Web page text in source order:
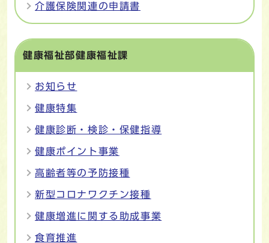
介護保険関連の申請書
健康福祉部健康福祉課
お知らせ
健康特集
健康診断・検診・保健指導
健康ポイント事業
高齢者等の予防接種
新型コロナワクチン接種
健康増進に関する助成事業
食育推進